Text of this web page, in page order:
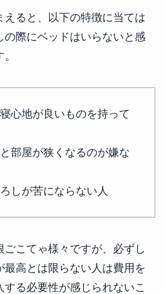
えると、以下の特徴に当ては
の際にベッドはいらないと感
心地が良いものを持って
部屋が狭くなるのが嫌な
しが苦にならない人
ごこてゃ様々ですが、必ずし
最高とは限らない人は費用を
る必要性が感じられないこ